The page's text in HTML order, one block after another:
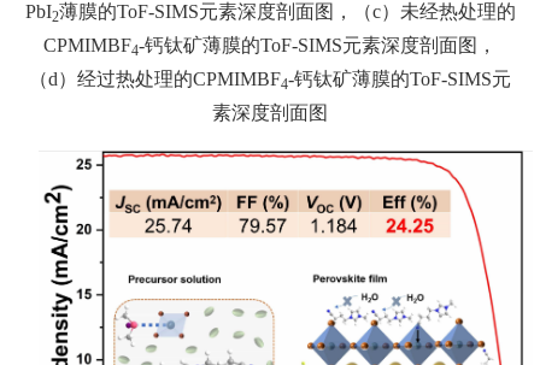
PbI2薄膜的ToF-SIMS元素深度剖面图，（c）未经热处理的
CPMIMBF4-钙钛矿薄膜的ToF-SIMS元素深度剖面图，
（d）经过热处理的CPMIMBF4-钙钛矿薄膜的ToF-SIMS元
素深度剖面图